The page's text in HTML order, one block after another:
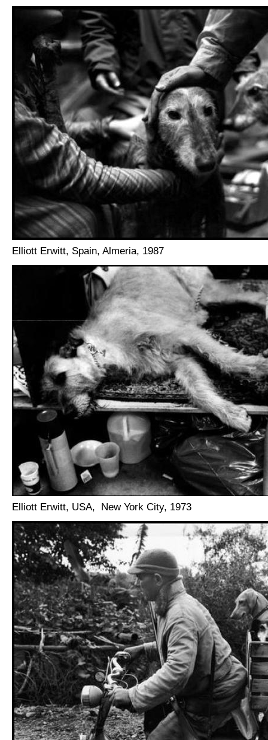
Elliott Erwitt, Spain, Almeria, 1987
Elliott Erwitt, USA, New York City, 1973